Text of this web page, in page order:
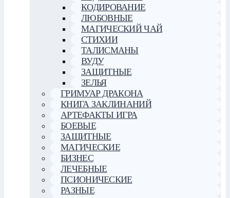
КОДИРОВАНИЕ
ЛЮБОВНЫЕ
МАГИЧЕСКИЙ ЧАЙ
СТИХИИ
ТАЛИСМАНЫ
ВУДУ
ЗАЩИТНЫЕ
ЗЕЛЬЯ
ГРИМУАР ДРАКОНА
КНИГА ЗАКЛИНАНИЙ
АРТЕФАКТЫ ИГРА
БОЕВЫЕ
ЗАЩИТНЫЕ
МАГИЧЕСКИЕ
БИЗНЕС
ЛЕЧЕБНЫЕ
ПСИОНИЧЕСКИЕ
РАЗНЫЕ